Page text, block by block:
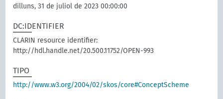
dilluns, 31 de juliol de 2023 00:00:00
DC:IDENTIFIER
CLARIN resource identifier:
http://hdl.handle.net/20.500.11752/OPEN-993
TIPO
http://www.w3.org/2004/02/skos/core#ConceptScheme